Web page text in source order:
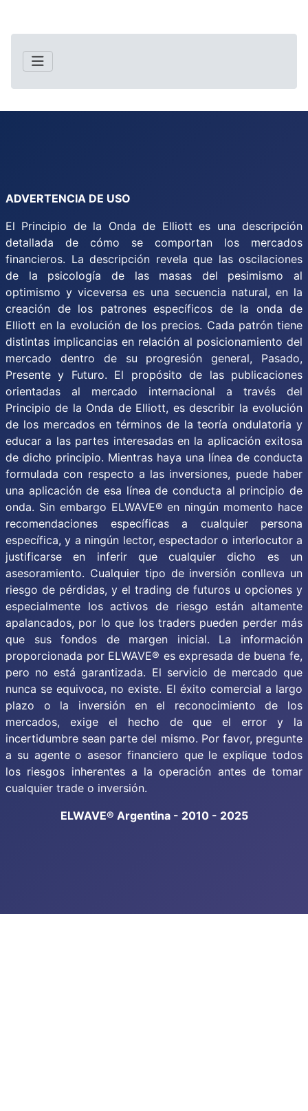
ADVERTENCIA DE USO
El Principio de la Onda de Elliott es una descripción
detallada de cómo se comportan los mercados
financieros. La descripción revela que las oscilaciones
de la psicología de las masas del pesimismo al
optimismo y viceversa es una secuencia natural, en la
creación de los patrones específicos de la onda de
Elliott en la evolución de los precios. Cada patrón tiene
distintas implicancias en relación al posicionamiento del
mercado dentro de su progresión general, Pasado,
Presente y Futuro. El propósito de las publicaciones
orientadas al mercado internacional a través del
Principio de la Onda de Elliott, es describir la evolución
de los mercados en términos de la teoría ondulatoria y
educar a las partes interesadas en la aplicación exitosa
de dicho principio. Mientras haya una línea de conducta
formulada con respecto a las inversiones, puede haber
una aplicación de esa línea de conducta al principio de
onda. Sin embargo ELWAVE® en ningún momento hace
recomendaciones específicas a cualquier persona
específica, y a ningún lector, espectador o interlocutor a
justificarse en inferir que cualquier dicho es un
asesoramiento. Cualquier tipo de inversión conlleva un
riesgo de pérdidas, y el trading de futuros u opciones y
especialmente los activos de riesgo están altamente
apalancados, por lo que los traders pueden perder más
que sus fondos de margen inicial. La información
proporcionada por ELWAVE® es expresada de buena fe,
pero no está garantizada. El servicio de mercado que
nunca se equivoca, no existe. El éxito comercial a largo
plazo o la inversión en el reconocimiento de los
mercados, exige el hecho de que el error y la
incertidumbre sean parte del mismo. Por favor, pregunte
a su agente o asesor financiero que le explique todos
los riesgos inherentes a la operación antes de tomar
cualquier trade o inversión.
ELWAVE® Argentina - 2010 - 2025